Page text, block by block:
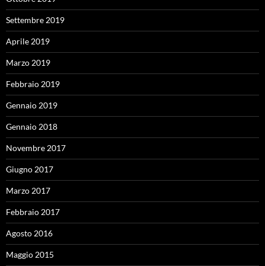
Settembre 2019
Aprile 2019
Marzo 2019
Febbraio 2019
Gennaio 2019
Gennaio 2018
Novembre 2017
Giugno 2017
Marzo 2017
Febbraio 2017
Agosto 2016
Maggio 2015